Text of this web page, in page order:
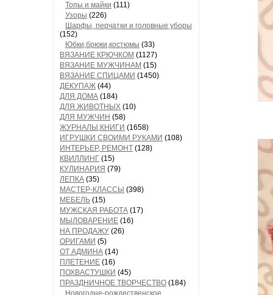
Топы и майки (111)
Узоры (226)
Шарфы, перчатки и головные уборы
(152)
Юбки,брюки,костюмы (33)
ВЯЗАНИЕ КРЮЧКОМ (1127)
ВЯЗАНИЕ МУЖЧИНАМ (15)
ВЯЗАНИЕ СПИЦАМИ (1450)
ДЕКУПАЖ (44)
ДЛЯ ДОМА (184)
ДЛЯ ЖИВОТНЫХ (10)
ДЛЯ МУЖЧИН (58)
ЖУРНАЛЫ,КНИГИ (1658)
ИГРУШКИ СВОИМИ РУКАМИ (108)
ИНТЕРЬЕР, РЕМОНТ (128)
КВИЛЛИНГ (15)
КУЛИНАРИЯ (79)
ЛЕПКА (35)
МАСТЕР-КЛАССЫ (398)
МЕБЕЛЬ (15)
МУЖСКАЯ РАБОТА (17)
МЫЛОВАРЕНИЕ (16)
НА ПРОДАЖУ (26)
ОРИГАМИ (5)
ОТ АДМИНА (14)
ПЛЕТЕНИЕ (16)
ПОХВАСТУШКИ (45)
ПРАЗДНИЧНОЕ ТВОРЧЕСТВО (184)
Новогодне-рождественское